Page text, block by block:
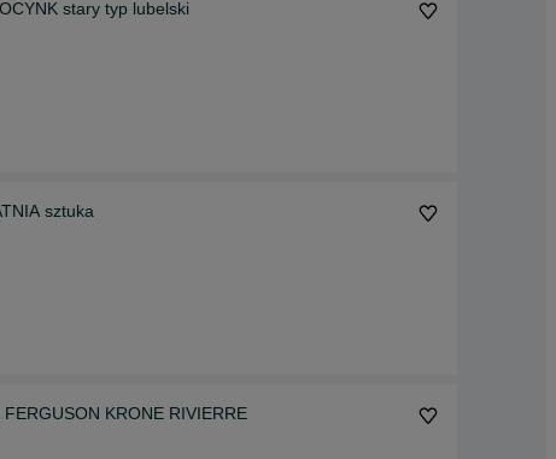
stary typ lubelski
sztuka
KRONE RIVIERRE